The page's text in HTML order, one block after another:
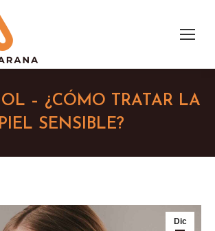
– ¿CÓMO TRATAR LA
PIEL SENSIBLE?
Dic